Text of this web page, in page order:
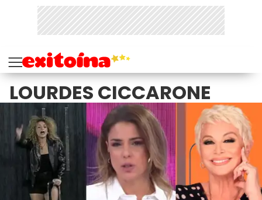
LOURDES CICCARONE